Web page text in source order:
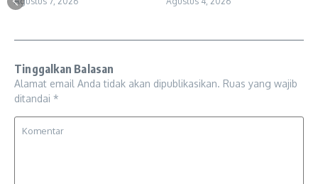
Tinggalkan Balasan
Alamat email Anda tidak akan dipublikasikan. Ruas yang wajib
ditandai *